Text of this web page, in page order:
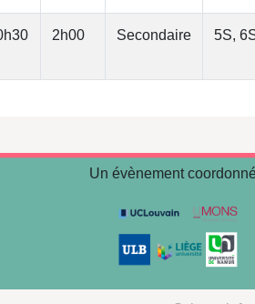
2h00 Secondaire 5S,
Un évènement